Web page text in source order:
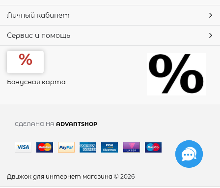
Личный кабинет
Сервис и помощь
Бонусная карта
СДЕЛАНО НА ADVANTSHOP
Движок для интернет магазина © 2026